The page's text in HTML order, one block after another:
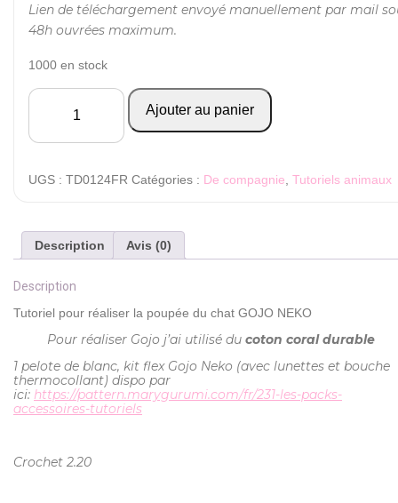
Lien de téléchargement envoyé manuellement par mail
48h ouvrées maximum.
1000 en stock
quantité
:
NEKO
Ajouter au panier
UGS : TD0124FR Catégories : De compagnie Tutoriels animaux
Description Avis (0)
Description
Tutoriel pour réaliser la poupée du chat GOJO NEKO
Pour réaliser Gojo j’ai utilisédu coton coral durable
1 pelote de blanc, kit flex Gojo Neko (avec lunettes et bouche
thermocollant) dispo par
ici: https://pattern.marygurumi.com/fr/231-les-packs-
accessoires-tutoriels
Crochet 2.20